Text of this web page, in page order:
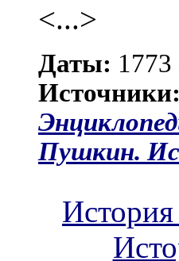
<...>
Даты:
Источники:
Пушкин.